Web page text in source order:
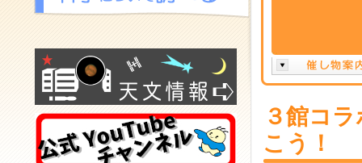
３館コ
こう！